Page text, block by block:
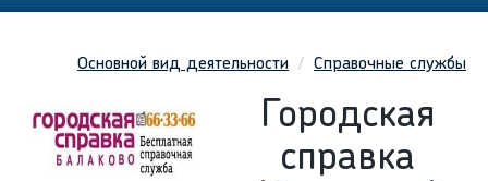
Основной вид деятельности Справочные службы
Городская
справка